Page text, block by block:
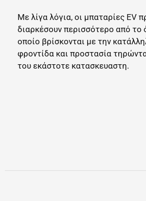
Με λίγα λόγια, οι μπαταρίες EV
διαρκέσουν περισσότερο από το
οποίο βρίσκονται με την
φροντίδα και προστασία
του εκάστοτε κατασκευαστη.